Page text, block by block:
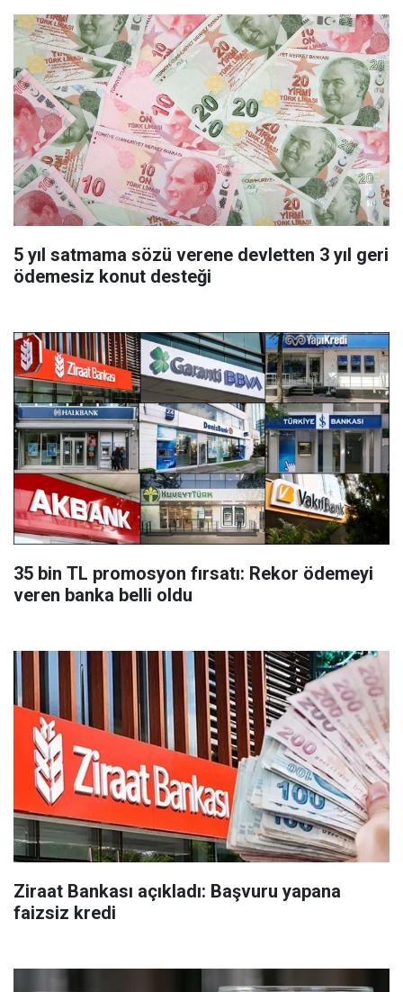
5 yıl satmama sözü verene devletten 3 yıl geri
ödemesiz konut desteği
35 bin TL promosyon fırsatı: Rekor ödemeyi
veren banka belli oldu
Ziraat Bankası açıkladı: Başvuru yapana
faizsiz kredi